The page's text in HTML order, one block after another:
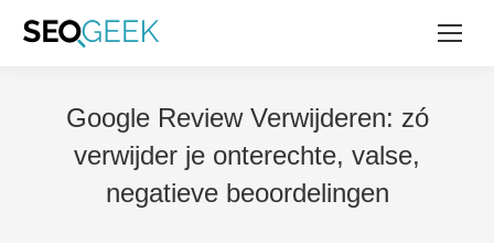
Google Review Verwijderen: zó
verwijder je onterechte, valse,
negatieve beoordelingen